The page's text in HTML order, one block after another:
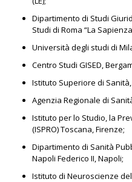
Dipartimento di Studi
Studi di Roma “La
Università degli studi di
Centro Studi GISED,
Istituto Superiore di Sanità,
Agenzia Regionale di
Istituto per lo Studio, la
(ISPRO) Toscana, Firenze;
Dipartimento di Sanità
Napoli Federico II, Napoli;
Istituto di Neuroscienze del